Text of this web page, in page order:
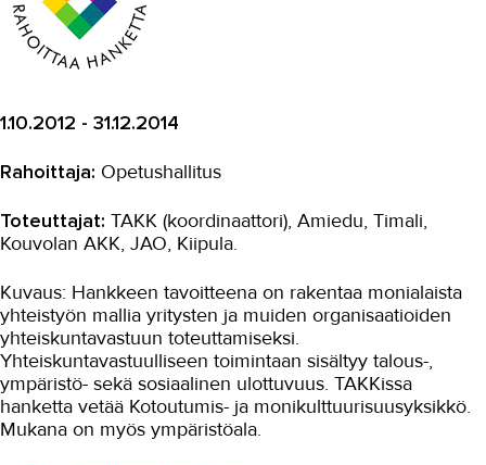
Hankkeet
Kestävät energiaratkaisut
Lisäosaamista vieraskielisille
teollisuuteen
MOPO
Osaamista tuulivoima...
1.10.2012 - 31.12.2014
Rahoittaja: Opetushallitus
Toteuttajat: TAKK (koordinaattori), Amiedu, Timali,
Kouvolan AKK, JAO, Kiipula.
Kuvaus: Hankkeen tavoitteena on rakentaa monialaista
yhteistyön mallia yritysten ja muiden organisaatioiden
yhteiskuntavastuun toteuttamiseksi.
Yhteiskuntavastuulliseen toimintaan sisältyy talous-,
ympäristö- sekä sosiaalinen ulottuvuus. TAKKissa
hanketta vetää Kotoutumis- ja monikulttuurisuusyksikkö.
Mukana on myös ympäristöala.